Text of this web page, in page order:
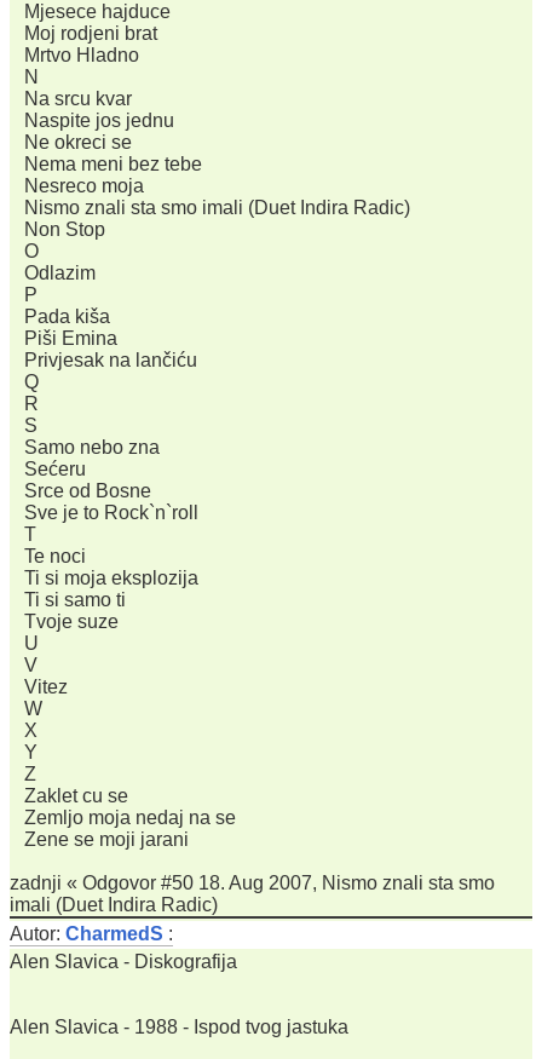
Mjesece hajduce
Moj rodjeni brat
Mrtvo Hladno
N
Na srcu kvar
Naspite jos jednu
Ne okreci se
Nema meni bez tebe
Nesreco moja
Nismo znali sta smo imali (Duet Indira Radic)
Non Stop
O
Odlazim
P
Pada kiša
Piši Emina
Privjesak na lančiću
Q
R
S
Samo nebo zna
Sećeru
Srce od Bosne
Sve je to Rock`n`roll
T
Te noci
Ti si moja eksplozija
Ti si samo ti
Tvoje suze
U
V
Vitez
W
X
Y
Z
Zaklet cu se
Zemljo moja nedaj na se
Zene se moji jarani
zadnji « Odgovor #50 18. Aug 2007, Nismo znali sta smo
imali (Duet Indira Radic)
Autor: CharmedS :
Alen Slavica - Diskografija
Alen Slavica - 1988 - Ispod tvog jastuka